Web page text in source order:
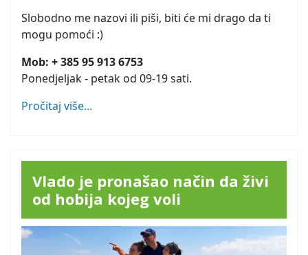
Slobodno me nazovi ili piši, biti će mi drago da ti
mogu pomoći :)
Mob: + 385 95 913 6753
Ponedjeljak - petak od 09-19 sati.
Pročitaj više...
Vlado je pronašao način da živi
od hobija kojeg voli